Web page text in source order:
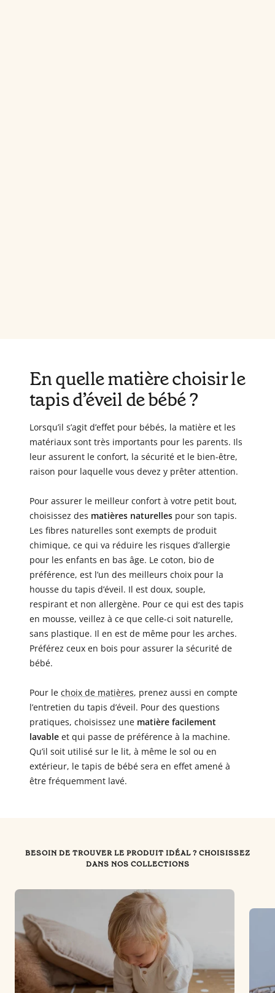
En quelle matière choisir le
tapis d’éveil de bébé ?
Lorsqu’il s’agit d’effet pour bébés, la matière et les
matériaux sont très importants pour les parents. Ils
leur assurent le confort, la sécurité et le bien-être,
raison pour laquelle vous devez y prêter attention.
Pour assurer le meilleur confort à votre petit bout,
choisissez des matières naturelles pour son tapis.
Les fibres naturelles sont exempts de produit
chimique, ce qui va réduire les risques d’allergie
pour les enfants en bas âge. Le coton, bio de
préférence, est l’un des meilleurs choix pour la
housse du tapis d’éveil. Il est doux, souple,
respirant et non allergène. Pour ce qui est des tapis
en mousse, veillez à ce que celle-ci soit naturelle,
sans plastique. Il en est de même pour les arches.
Préférez ceux en bois pour assurer la sécurité de
bébé.
Pour le choix de matières, prenez aussi en compte
l’entretien du tapis d’éveil. Pour des questions
pratiques, choisissez une matière facilement
lavable et qui passe de préférence à la machine.
Qu’il soit utilisé sur le lit, à même le sol ou en
extérieur, le tapis de bébé sera en effet amené à
être fréquemment lavé.
BESOIN DE TROUVER LE PRODUIT IDÉAL ? CHOISISSEZ
DANS NOS COLLECTIONS